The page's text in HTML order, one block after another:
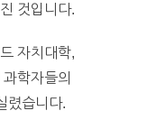
것입니다.
자치대학,
학자들의
렸습니다.